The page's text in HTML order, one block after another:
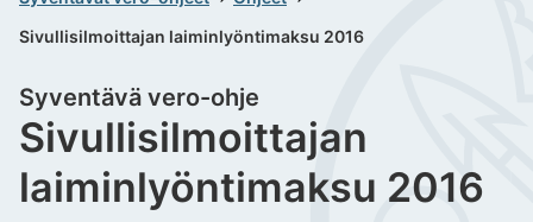
Sivullisilmoittajan laiminlyöntimaksu 2016
Sivullisilmoittajan
laiminlyöntimaksu 2016
Syventävä vero-ohje